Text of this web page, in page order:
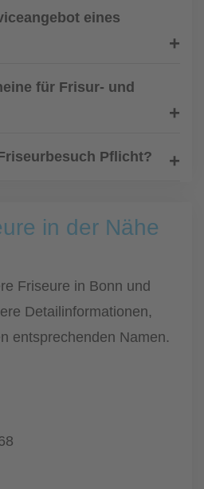
eines
für Frisur- und
Pflicht?
in der Nähe
Friseure in Bonn und
Detailinformationen,
entsprechenden Namen.